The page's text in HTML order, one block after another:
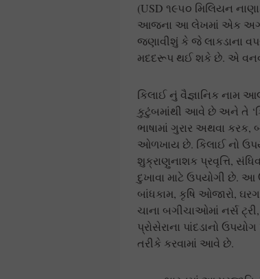
(USD ૧૯૫૦ મિલિયન
આજના આ લેખમાં એક
જણાવીશું કે જે લાકડાના
મદદરૂપ થઈ શકે છે. એ
કિલાઈ નું વૈજ્ઞાનિક નામ
કુટુંબમાંથી આવે છે અને તે
ભાષામાં ગુરાર અથવા કરક,
ઓળખાય છે. કિલાઈ નો
શુક્રાણુનાશક પ્રવૃત્તિ,
દુખાવા માટે ઉપયોગી છે. આ
બાંધકામ, કૃષિ ઓજારો,
ચાના બગીચાઓમાં નર્સ
પ્રોસેરાના પાંદડાનો
તરીકે કરવામાં આવે છે.